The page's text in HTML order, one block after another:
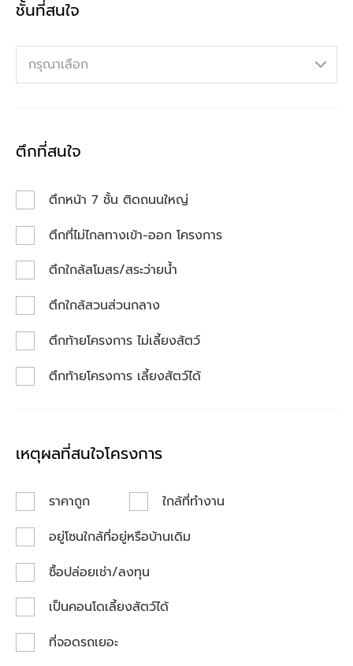
ชั้นที่สนใจ
กรุณาเลือก
ตึกที่สนใจ
ตึกหน้า 7 ชั้น ติดถนนใหญ่
ตึกที่ไม่ไกลทางเข้า-ออก โครงการ
ตึกใกล้สโมสร/สระว่ายน้ำ
ตึกใกล้สวนส่วนกลาง
ตึกท้ายโครงการ ไม่เลี้ยงสัตว์
ตึกท้ายโครงการ เลี้ยงสัตว์ได้
เหตุผลที่สนใจโครงการ
ราคาถูก
ใกล้ที่ทำงาน
อยู่โซนใกล้ที่อยู่หรือบ้านเดิม
ซื้อปล่อยเช่า/ลงทุน
เป็นคอนโดเลี้ยงสัตว์ได้
ที่จอดรถเยอะ